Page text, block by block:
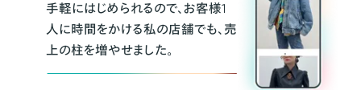
手軽にはじめられるので、お客様1
人に時間をかける私の店舗でも、売
上の柱を増やせました。